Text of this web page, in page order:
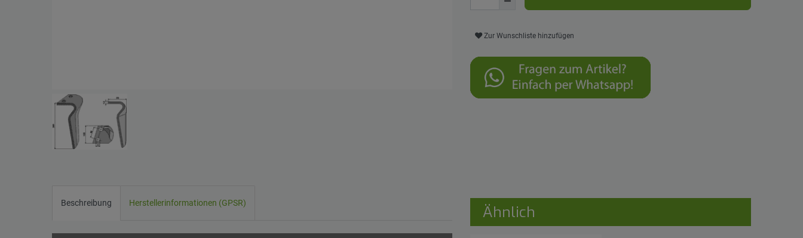
Zur Wunschliste hinzufügen
Beschreibung Herstellerinformationen (GPSR) Ähnlich